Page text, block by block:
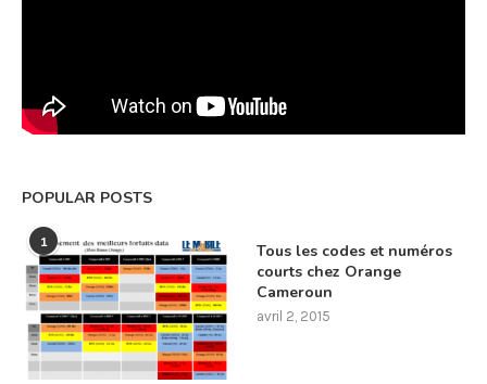
POPULAR POSTS
1
Tous les codes et numéros
courts chez Orange
Cameroun
avril 2, 2015